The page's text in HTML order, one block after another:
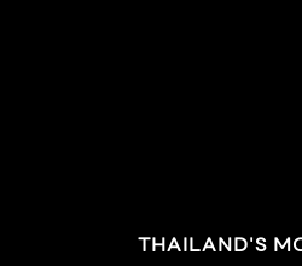
THAILAND'S